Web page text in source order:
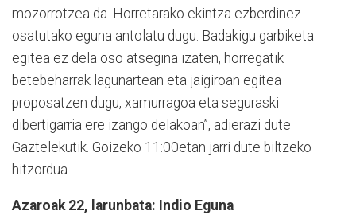
mozorrotzea da. Horretarako ekintza ezberdinez
osatutako eguna antolatu dugu. Badakigu garbiketa
egitea ez dela oso atsegina izaten, horregatik
betebeharrak lagunartean eta jaigiroan egitea
proposatzen dugu, xamurragoa eta seguraski
dibertigarria ere izango delakoan”, adierazi dute
Gaztelekutik. Goizeko 11:00etan jarri dute biltzeko
hitzordua.
Azaroak 22, larunbata: Indio Eguna